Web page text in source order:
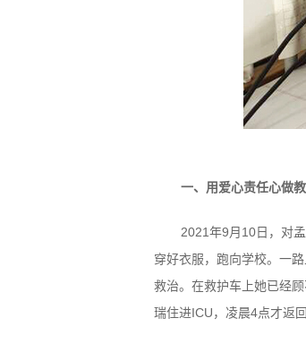
一、用爱心责任心做
2021年9月10日，对
穿好衣服，跑向学校。一
救治。在救护车上她已经
瑞住进ICU，凌晨4点才返